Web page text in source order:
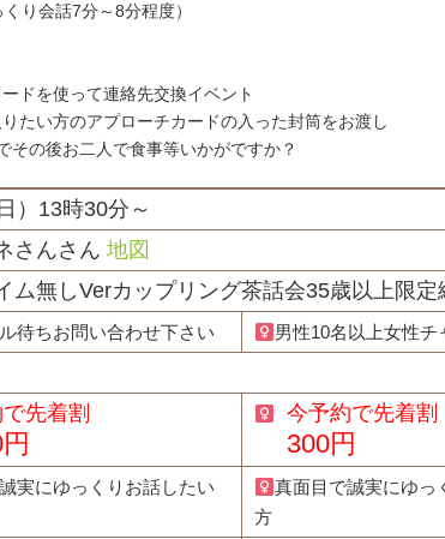
り会話7分～8分程度）
ドを使って連絡先交換イベント
たい方のアプローチカードの入った封筒をお渡し
の後お二人で食事等いかがですか？
）13時30分～
さんさん 地図
ム無しVerカップリング茶話会35歳以上限定
待ちお問い合わせ下さい 男性10名以上女性チ
先着割 今予約で先着割
300円
実にゆっくりお話したい
真面目で誠実にゆっ
方